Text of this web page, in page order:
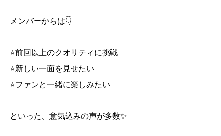
メンバーからは👇
⭐前回以上のクオリティに挑戦
⭐新しい一面を見せたい
⭐ファンと一緒に楽しみたい
といった、意気込みの声が多数✨